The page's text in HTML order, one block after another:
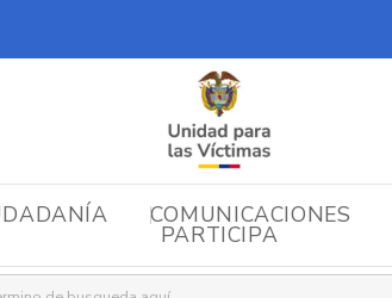
COMUNICACIONES
PARTICIPA